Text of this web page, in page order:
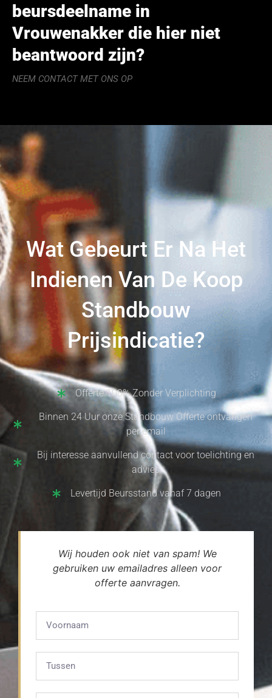
beursdeelname in
Vrouwenakker die hier niet
beantwoord zijn?
NEEM CONTACT MET ONS OP
Wat Gebeurt Er Na Het
Indienen Van De Koop
Standbouw
Prijsindicatie?
Offerte 100% Zonder Verplichting
Binnen 24 Uur onze Standbouw Offerte ontvangen
per email
Bij interesse aanvullend contact voor toelichting en
advies
Levertijd Beursstand vanaf 7 dagen
Wij houden ook niet van spam! We
gebruiken uw emailadres alleen voor
offerte aanvragen.